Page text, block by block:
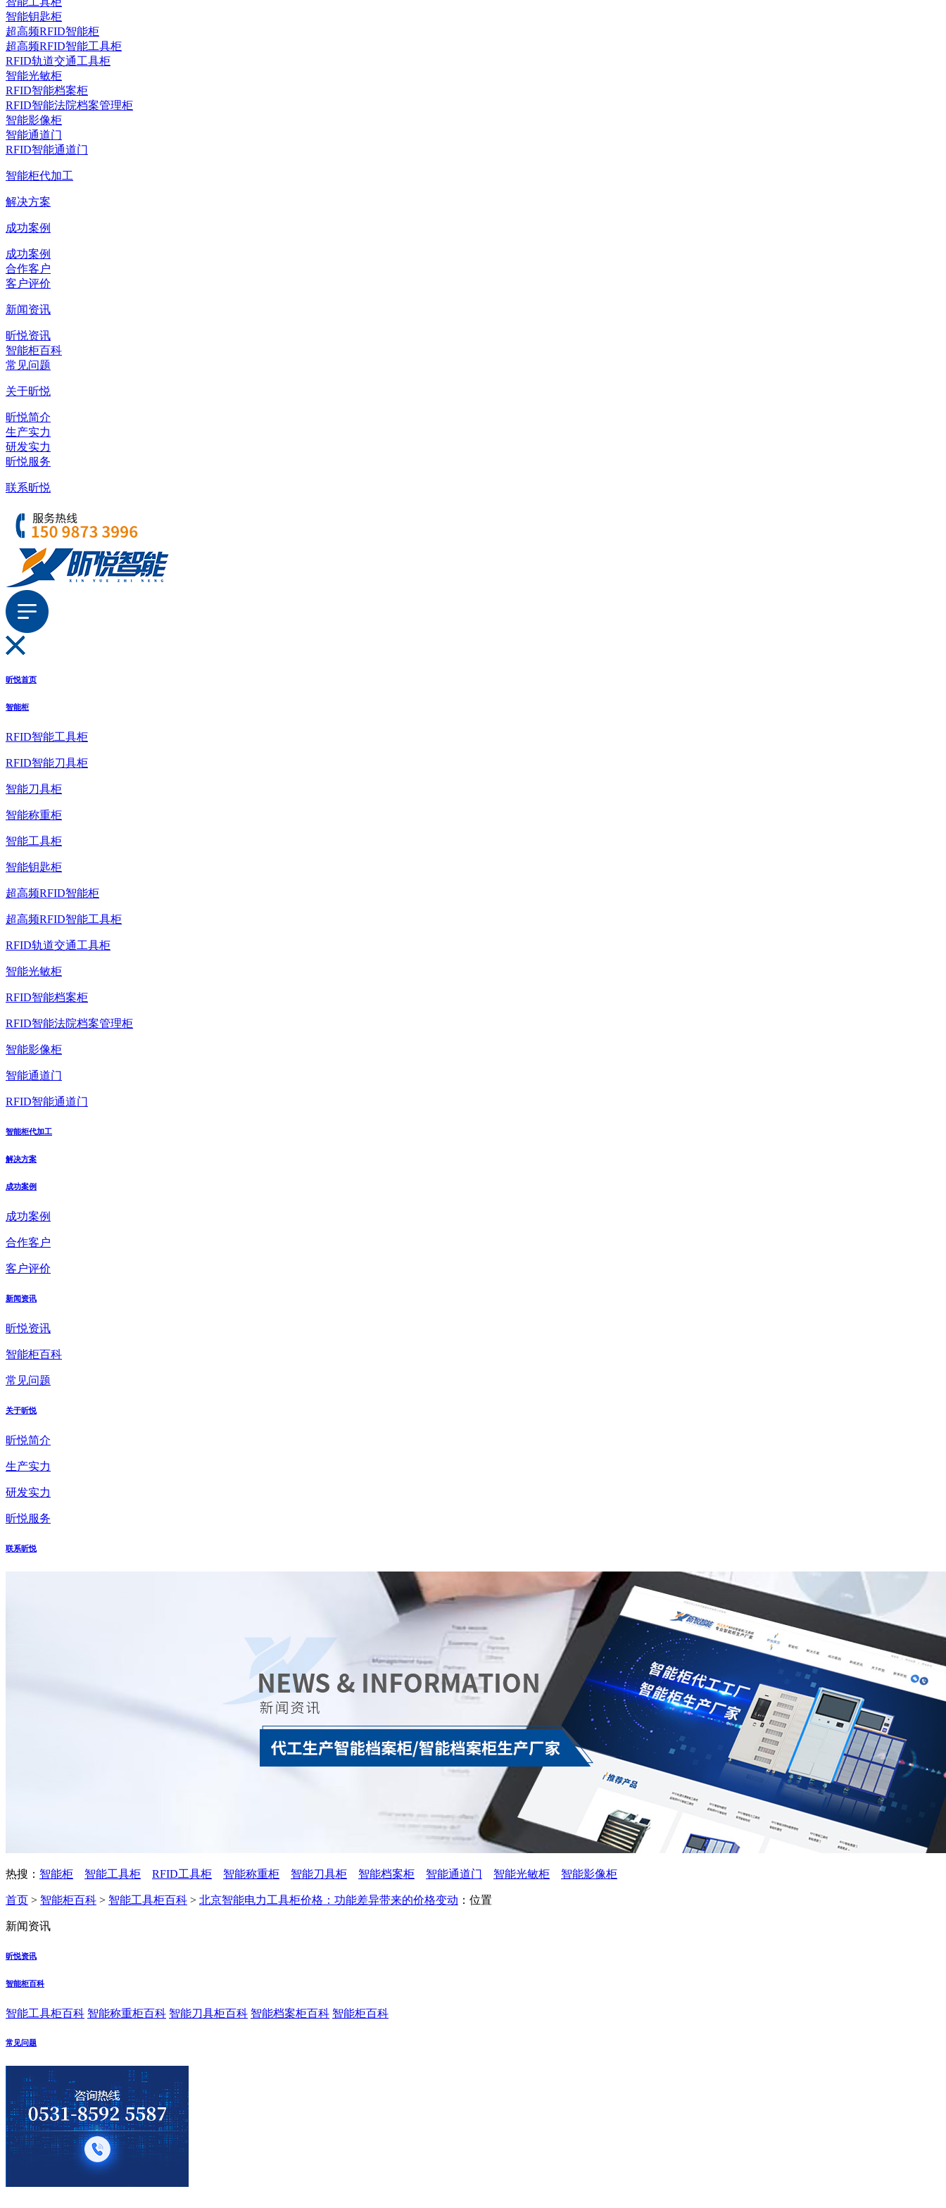
智能钥匙柜
超高频RFID智能柜
超高频RFID智能工具柜
RFID轨道交通工具柜
智能光敏柜
RFID智能档案柜
RFID智能法院档案管理柜
智能影像柜
智能通道门
RFID智能通道门
智能柜代加工
解决方案
成功案例
成功案例
合作客户
客户评价
新闻资讯
昕悦资讯
智能柜百科
常见问题
关于昕悦
昕悦简介
生产实力
研发实力
昕悦服务
联系昕悦
昕悦首页
智能柜
RFID智能工具柜
RFID智能刀具柜
智能刀具柜
智能称重柜
智能工具柜
智能钥匙柜
超高频RFID智能柜
超高频RFID智能工具柜
RFID轨道交通工具柜
智能光敏柜
RFID智能档案柜
RFID智能法院档案管理柜
智能影像柜
智能通道门
RFID智能通道门
智能柜代加工
解决方案
成功案例
成功案例
合作客户
客户评价
新闻资讯
昕悦资讯
智能柜百科
常见问题
关于昕悦
昕悦简介
生产实力
研发实力
昕悦服务
联系昕悦
热搜： 智能柜 智能工具柜 RFID工具柜 智能称重柜 智能刀具柜 智能档案柜 智能通道门 智能光敏柜 智能影像柜
首页 > 智能柜百科 > 智能工具柜百科 > 北京智能电力工具柜价格：功能差异带来的价格变动 ：位置
新闻资讯
昕悦资讯
智能柜百科
智能工具柜百科 智能称重柜百科 智能刀具柜百科 智能档案柜百科 智能柜百科
常见问题